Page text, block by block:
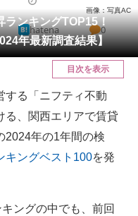
ランキングTOP15！
年最新調査結果】
画像：写真AC
hatena 0
目次を表示
る「ニフティ不動
る、関西エリアで賃貸
2024年の1年間の検
キングベスト100を発
ングの中でも、前回